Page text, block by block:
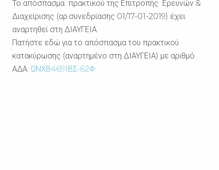
Το απόσπασμα πρακτικού της Επιτροπής Ερευνών &
Διαχείρισης (αρ.συνεδρίασης 01/17-01-2019) έχει
αναρτηθεί στη ΔΙΑΥΓΕΙΑ.
Πατήστε εδώ για το απόσπασμα του πρακτικού
κατακύρωσης (αναρτημένο στη ΔΙΑΥΓΕΙΑ) με αριθμό
ΑΔΑ: ΩΝΧΒ4691ΒΣ-62Φ